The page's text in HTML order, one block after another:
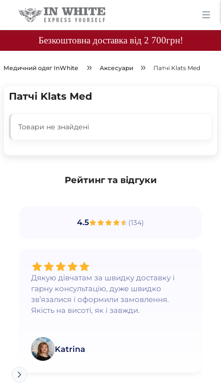
Безкоштовна доставка від 2 700грн!
Медичний одяг InWhite Аксесуари Патчі Klats Med
Патчі Klats Med
Товари не знайдені
Рейтинг та відгуки
4.5 (134)
Дякую дівчатам за швидку доставку і
гарну консультацію, дуже швидко
зв’язалися і оформили замовлення.
Якість на висоті, як і завжди.
Katrina